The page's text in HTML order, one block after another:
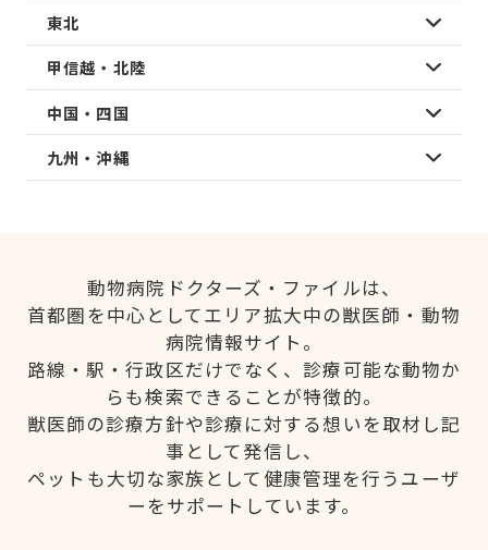
東北
甲信越・北陸
中国・四国
九州・沖縄
動物病院ドクターズ・ファイルは、
首都圏を中心としてエリア拡大中の獣医師・動物
病院情報サイト。
路線・駅・行政区だけでなく、診療可能な動物か
らも検索できることが特徴的。
獣医師の診療方針や診療に対する想いを取材し記
事として発信し、
ペットも大切な家族として健康管理を行うユーザ
ーをサポートしています。